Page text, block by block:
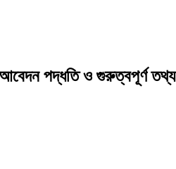
আবেদন পদ্ধতি ও গুরুত্বপূর্ণ তথ্য